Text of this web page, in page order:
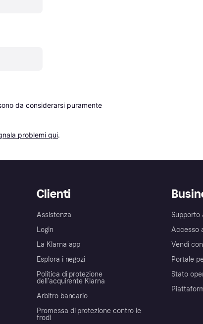
da considerarsi puramente
problemi qui.
Clienti
Assistenza
Login
La Klarna app
Esplora i negozi
Politica di protezione
dell'acquirente Klarna
Arbitro bancario
Promessa di protezione contro le
frodi
Supporto
Accesso
Vendi
Portale
Stato